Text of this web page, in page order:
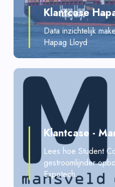
Klantcase
Data inzichtelijk
Hapag Lloyd
Klantcase -
Lees hoe Student
gestroomlijnder
Expotech.